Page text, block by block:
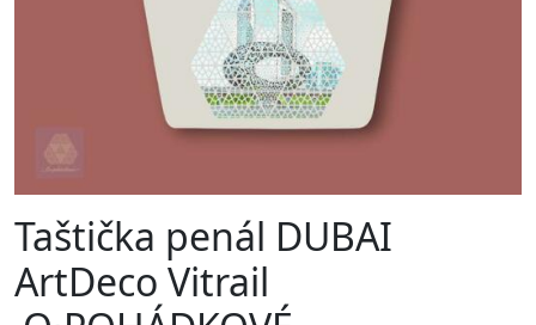
Taštička penál DUBAI
ArtDeco Vitrail